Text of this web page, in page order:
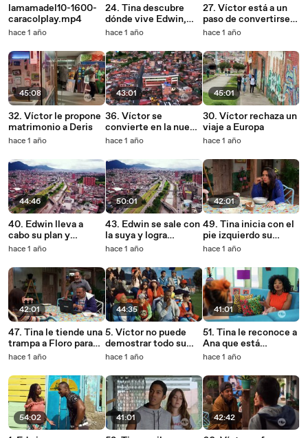
lamamadel10-1600-
caracolplay.mp4
hace 1 año
45:08
32. Víctor le propone
matrimonio a Deris
hace 1 año
44:46
40. Edwin lleva a
cabo su plan y
termina herido en un
hace 1 año
42:01
47. Tina le tiende una
trampa a Floro para
descubrir su
hace 1 año
54:02
24. Tina descubre
dónde vive Edwin,
pero se encuentra
noticia
hace 1 año
43:01
36. Víctor se
convierte en la nueva
estrella del fútbol
hace 1 año
50:01
43. Edwin se sale con
la suya y logra
postergar el divorcio
hace 1 año
44:35
5. Víctor no puede
demostrar todo su
talento
hace 1 año
41:01
27. Víctor está a un
paso de convertirse
en futbolista
hace 1 año
45:01
30. Víctor rechaza un
viaje a Europa
hace 1 año
42:01
49. Tina inicia con el
pie izquierdo su
camino en el fútbol
hace 1 año
41:01
51. Tina le reconoce a
Ana que está
interesada en Juan
hace 1 año
42:42